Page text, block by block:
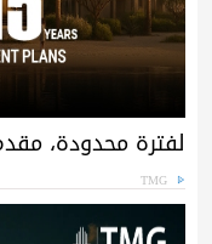
لفترة محدودة، مقدم 1.5% وتقسيط حتى 15
TMG